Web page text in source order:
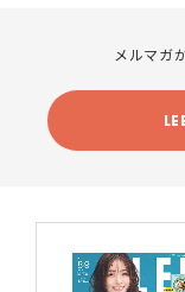
メルマガ